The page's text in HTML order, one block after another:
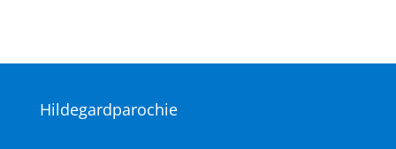
Hildegardparochie